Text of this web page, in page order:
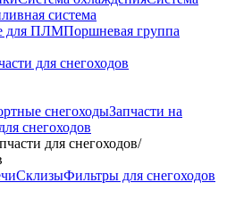
система
для ПЛМПоршневая группа
для снегоходов
снегоходыЗапчасти на
снегоходов
для снегоходов/
СклизыФильтры для снегоходов